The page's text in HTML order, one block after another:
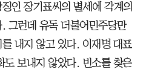
인 장기표씨의 별세에 각계의
그런데 유독 더불어민주당만
내지 않고 있다. 이재명 대표
도 보내지 않았다. 빈소를 찾은